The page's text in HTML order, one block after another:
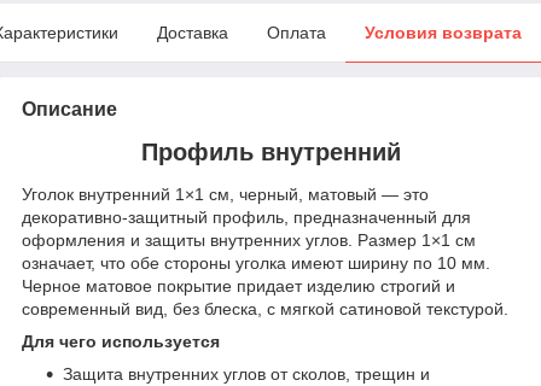
Доставка Оплата Условия возврата
Описание
Профиль внутренний
Уголок внутренний 1×1 см, черный, матовый — это
декоративно‑защитный профиль, предназначенный для
оформления и защиты внутренних углов. Размер 1×1 см
означает, что обе стороны уголка имеют ширину по 10 мм.
Черное матовое покрытие придает изделию строгий и
современный вид, без блеска, с мягкой сатиновой текстурой.
Для чего используется
Защита внутренних углов от сколов, трещин и